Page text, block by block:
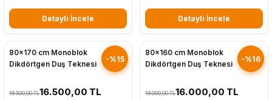
Detaylı İncele Detaylı İncele
-%15
80x170 cm Monoblok
Dikdörtgen Duş Teknesi
19.500,00 TL16.500,00 TL
-%16
80x160 cm Monoblok
Dikdörtgen Duş Teknesi
19.000,00 TL16.000,00 TL